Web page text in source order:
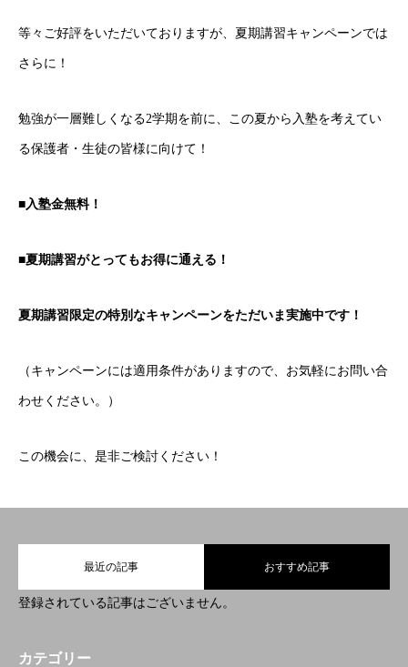
個別指導
教室情報
よくあるご質問
等々ご好評をいただいておりますが、夏期講習キャンペーンでは
さらに！
勉強が一層難しくなる2学期を前に、この夏から入塾を考えてい
る保護者・生徒の皆様に向けて！
■入塾金無料！
■夏期講習がとってもお得に通える！
夏期講習限定の特別なキャンペーンをただいま実施中です！
（キャンペーンには適用条件がありますので、お気軽にお問い合
わせください。）
この機会に、是非ご検討ください！
最近の記事 おすすめ記事
登録されている記事はございません。
カテゴリー